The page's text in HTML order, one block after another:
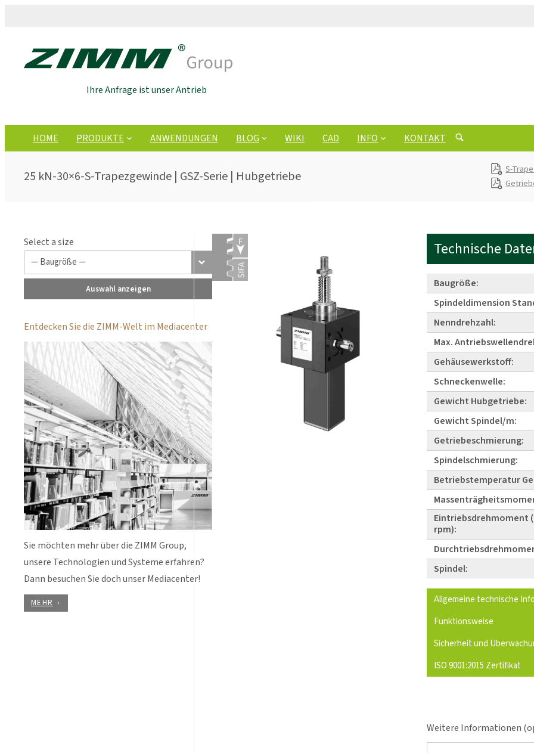
Ihre Anfrage ist unser Antrieb
HOME PRODUKTE ANWENDUNGEN BLOG WIKI CAD INFO KONTAKT
25 kN-30×6-S-Trapezgewinde | GSZ-Serie | Hubgetriebe
S-
Select a size
Auswahl anzeigen
Entdecken Sie die ZIMM-Welt im Mediacenter
Sie möchten mehr über die ZIMM Group,
unsere Technologien und Systeme erfahren?
Dann besuchen Sie doch unser Mediacenter!
MEHR
Technische
Baugröße:
Spindeldimension
Nenndrehzahl:
Max.
Gehäusewerkstoff:
Schneckenwelle:
Gewicht Hubgetriebe:
Gewicht Spindel/m:
Getriebeschmierung:
Spindelschmierung:
Betriebstemperatur
Eintriebsdrehmoment
rpm):
Spindel:
Allgemeine technische
Funktionsweise
Sicherheit und
ISO 9001:2015 Zertifikat
Weitere Informationen